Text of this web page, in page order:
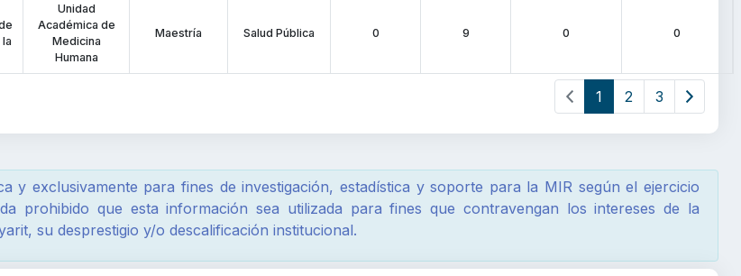
Unidad
Académica de
Medicina
Humana
Maestría Salud Pública 0 9 0 0
1 2 3
y exclusivamente para fines de investigación, estadística y soporte para la MIR según el ejercicio
prohibido que esta información sea utilizada para fines que contravengan los intereses de la
su desprestigio y/o descalificación institucional.